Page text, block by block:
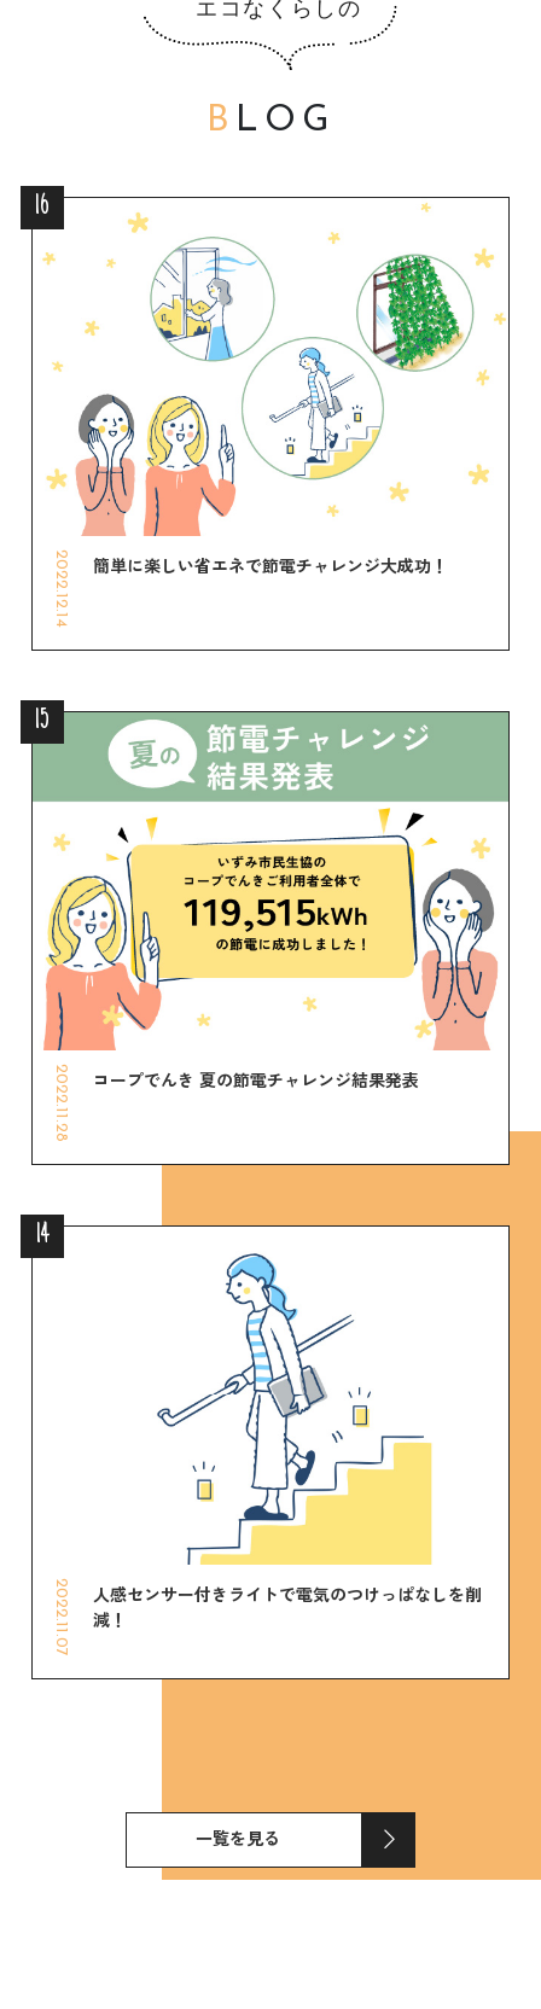
B LOG
16
2022.12.14 簡単に楽しい省エネで節電チャレンジ大成功！
15
2022.11.28 コープでんき 夏の節電チャレンジ結果発表
14
2022.11.07
人感センサー付きライトで電気のつけっぱなしを削
減！
一覧を見る